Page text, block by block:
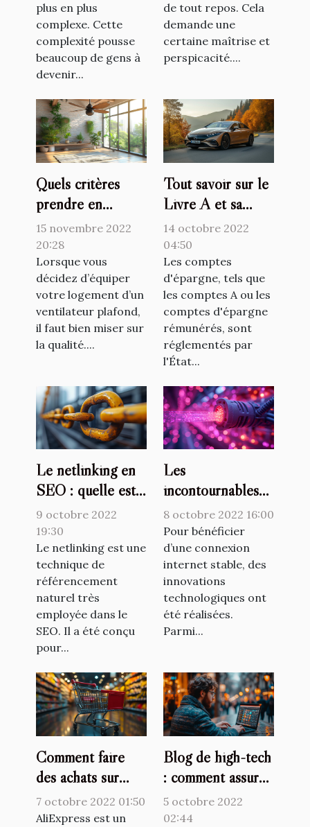
plus en plus
complexe. Cette
complexité pousse
beaucoup de gens à
devenir...
de tout repos. Cela
demande une
certaine maîtrise et
perspicacité....
Quels critères
prendre en
compte pour
choisir un
ventilateur
plafond ?
15 novembre 2022
20:28
Lorsque vous
décidez d’équiper
votre logement d’un
ventilateur plafond,
il faut bien miser sur
la qualité....
Tout savoir sur le
Livre A et sa
revalorisation
14 octobre 2022
04:50
Les comptes
d'épargne, tels que
les comptes A ou les
comptes d'épargne
rémunérés, sont
réglementés par
l'État...
Le netlinking en
SEO : quelle est
l'importance ?
9 octobre 2022
19:30
Le netlinking est une
technique de
référencement
naturel très
employée dans le
SEO. Il a été conçu
pour...
Les
incontournables
avantages de la
fibre optique
8 octobre 2022 16:00
Pour bénéficier
d’une connexion
internet stable, des
innovations
technologiques ont
été réalisées.
Parmi...
Comment faire
des achats sur
AliExpress ?
7 octobre 2022 01:50
AliExpress est un
Blog de high-tech
: comment assurer
la crédibilité des
informations que
5 octobre 2022
02:44